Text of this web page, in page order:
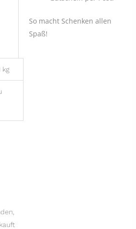
So macht Schenken allen
Spaß!
kg